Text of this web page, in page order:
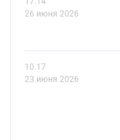
26 июня 2026
10.17
23 июня 2026